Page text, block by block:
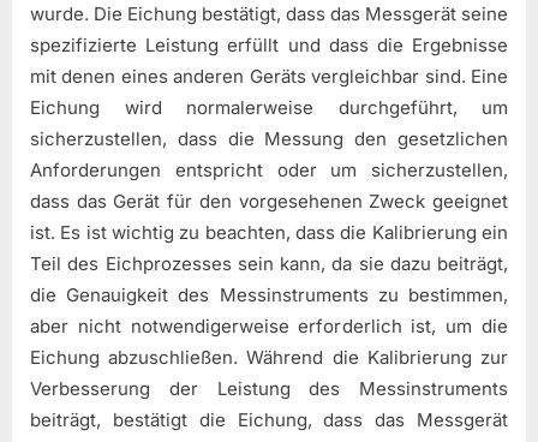
wurde. Die Eichung bestätigt, dass das Messgerät seine
spezifizierte Leistung erfüllt und dass die Ergebnisse
mit denen eines anderen Geräts vergleichbar sind. Eine
Eichung wird normalerweise durchgeführt, um
sicherzustellen, dass die Messung den gesetzlichen
Anforderungen entspricht oder um sicherzustellen,
dass das Gerät für den vorgesehenen Zweck geeignet
ist. Es ist wichtig zu beachten, dass die Kalibrierung ein
Teil des Eichprozesses sein kann, da sie dazu beiträgt,
die Genauigkeit des Messinstruments zu bestimmen,
aber nicht notwendigerweise erforderlich ist, um die
Eichung abzuschließen. Während die Kalibrierung zur
Verbesserung der Leistung des Messinstruments
beiträgt, bestätigt die Eichung, dass das Messgerät